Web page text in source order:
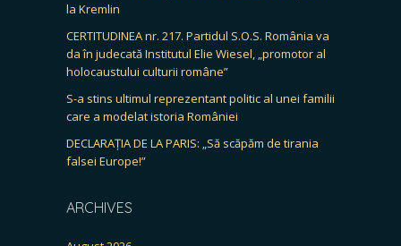
la Kremlin
CERTITUDINEA nr. 217. Partidul S.O.S. România va
da în judecată Institutul Elie Wiesel, „promotor al
holocaustului culturii române”
S-a stins ultimul reprezentant politic al unei familii
care a modelat istoria României
DECLARAȚIA DE LA PARIS: „Să scăpăm de tirania
falsei Europe!”
ARCHIVES